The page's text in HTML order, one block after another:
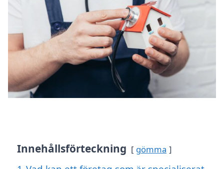
Innehållsförteckning gömma